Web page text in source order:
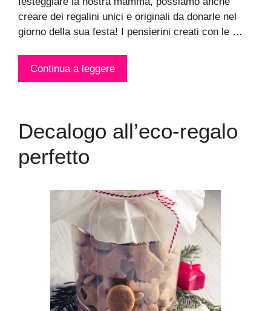
creare dei regalini unici e originali da donarle nel
giorno della sua festa! I pensierini creati con le …
Continua a leggere
Decalogo all’eco-regalo
perfetto